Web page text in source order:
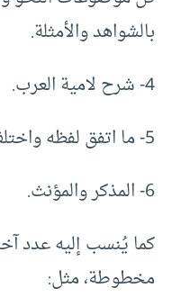
بالشواهد والأمثلة.
4- شرح لامية العرب.
5- ما اتفق لفظه واختلف معناه من القرآن المجيد.
6- المذكر والمؤنث.
كما يُنسب إليه عدد
مخطوطة، مثل: